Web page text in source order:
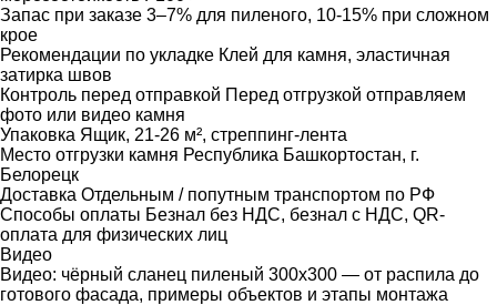
Запас при заказе 3–7% для пиленого, 10-15% при сложном
крое
Рекомендации по укладке Клей для камня, эластичная
затирка швов
Контроль перед отправкой Перед отгрузкой отправляем
фото или видео камня
Упаковка Ящик, 21-26 м², стреппинг-лента
Место отгрузки камня Республика Башкортостан, г.
Белорецк
Доставка Отдельным / попутным транспортом по РФ
Способы оплаты Безнал без НДС, безнал с НДС, QR-
оплата для физических лиц
Видео
Видео: чёрный сланец пиленый 300х300 — от распила до
готового фасада, примеры объектов и этапы монтажа